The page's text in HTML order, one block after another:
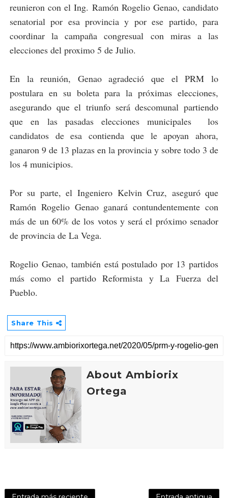
reunieron con el Ing. Ramón Rogelio Genao, candidato
senatorial por esa provincia y por ese partido, para
coordinar la campaña congresual con miras a las
elecciones del proximo 5 de Julio.
En la reunión, Genao agradeció que el PRM lo
postulara en su boleta para la próximas elecciones,
asegurando que el triunfo será descomunal partiendo
que en las pasadas elecciones municipales los
candidatos de esa contienda que le apoyan ahora,
ganaron 9 de 13 plazas en la provincia y sobre todo 3 de
los 4 municipios.
Por su parte, el Ingeniero Kelvin Cruz, aseguró que
Ramón Rogelio Genao ganará contundentemente con
más de un 60% de los votos y será el próximo senador
de provincia de La Vega.
Rogelio Genao, también está postulado por 13 partidos
más como el partido Reformista y La Fuerza del
Pueblo.
Share This
About Ambiorix
Ortega